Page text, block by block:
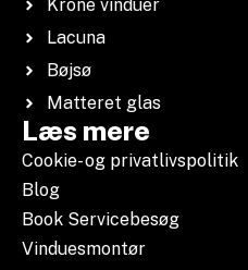
Krone vinduer
Lacuna
Bøjsø
Matteret glas
Læs mere
Cookie- og privatlivspolitik
Blog
Book Servicebesøg
Vinduesmontør